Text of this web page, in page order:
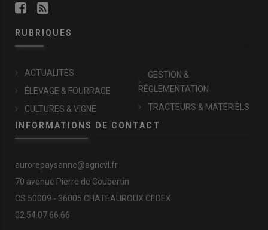
RUBRIQUES
ACTUALITÉS
ÉLEVAGE & FOURRAGE
CULTURES & VIGNE
GESTION &
RÉGLEMENTATION
TRACTEURS & MATÉRIELS
INFORMATIONS DE CONTACT
aurorepaysanne@agricvl.fr
70 avenue Pierre de Coubertin
CS 50009 - 36005 CHATEAUROUX CEDEX
02.54.07.66.66